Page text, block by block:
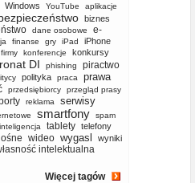
Windows YouTube aplikacje
biznes
dane osobowe
e-
finanse gry iPad iPhone
konferencje konkursy
DI phishing piractwo
polityka praca
prawa
przedsiębiorcy
przegląd prasy
reklama
serwisy
smartfony
spam
tablety telefony
wideo wygasl
wyniki
intelektualna
Więcej tagów